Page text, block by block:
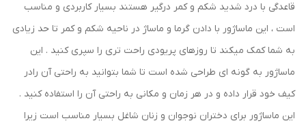
قاعدگی با درد شدید شکم و کمر درگیر هستند بسیار کاربردی و مناسب
است ، این ماساژور با دادن گرما و ماساژ در ناحیه شکم و کمر تا حد زیادی
به شما کمک میکند تا روزهای پریودی راحت تری را سپری کنید . این
ماساژور به گونه ای طراحی شده است تا شما بتوانید به راحتی آن رادر
کیف خود قرار داده و در هر زمان و مکانی به راحتی آن را استفاده کنید .
این ماساژور برای دختران نوجوان و زنان شاغل بسیار مناسب است زیرا